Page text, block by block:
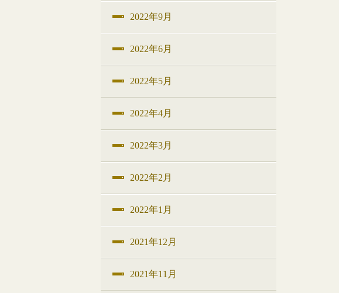
2022年9月
2022年6月
2022年5月
2022年4月
2022年3月
2022年2月
2022年1月
2021年12月
2021年11月